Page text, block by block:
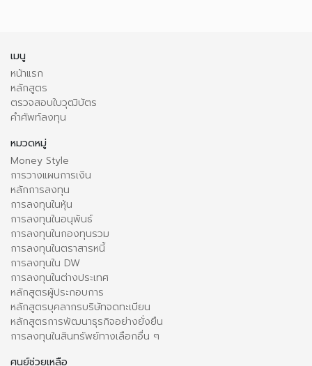
เมนู
หน้าแรก
หลักสูตร
ตรวจสอบใบวุฒิบัตร
คำศัพท์ลงทุน
หมวดหมู่
Money Style
การวางแผนการเงิน
หลักการลงทุน
การลงทุนในหุ้น
การลงทุนในอนุพันธ์
การลงทุนในกองทุนรวม
การลงทุนในตราสารหนี้
การลงทุนใน DW
การลงทุนในต่างประเทศ
หลักสูตรผู้ประกอบการ
หลักสูตรบุคลากรบริษัทจดทะเบียน
หลักสูตรการพัฒนาธุรกิจอย่างยั่งยืน
การลงทุนในสินทรัพย์ทางเลือกอื่น ๆ
ศูนย์ช่วยเหลือ